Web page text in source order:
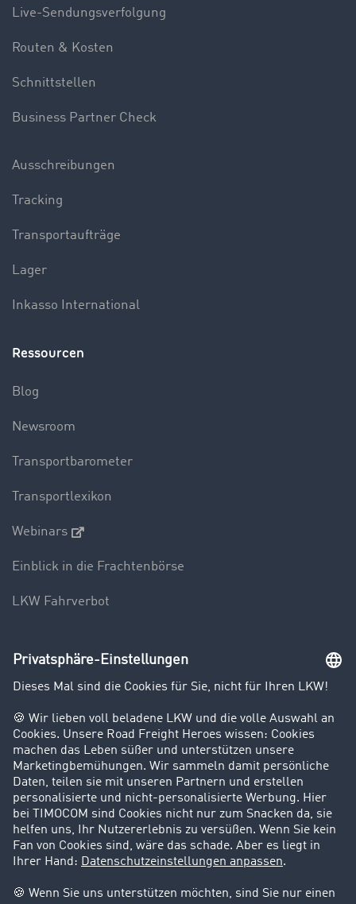
Live-Sendungsverfolgung
Routen & Kosten
Schnittstellen
Business Partner Check
Ausschreibungen
Tracking
Transportaufträge
Lager
Inkasso International
Ressourcen
Blog
Newsroom
Transportbarometer
Transportlexikon
Webinars
Einblick in die Frachtenbörse
LKW Fahrverbot
Unternehmen
Kunden werben Kunden
Success Stories
Karriere
Support
Kontakt
Rechtliches